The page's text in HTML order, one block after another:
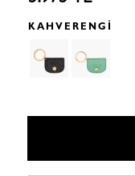
KAHVERENGI